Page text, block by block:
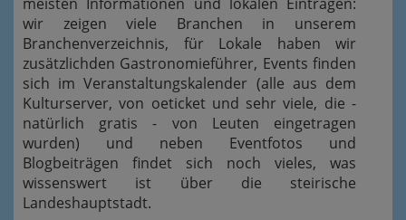
wir zeigen viele Branchen in unserem
Branchenverzeichnis, für Lokale haben wir
zusätzlichden Gastronomieführer, Events finden
sich im Veranstaltungskalender (alle aus dem
Kulturserver, von oeticket und sehr viele, die -
natürlich gratis - von Leuten eingetragen
wurden) und neben Eventfotos und
Blogbeiträgen findet sich noch vieles, was
wissenswert ist über die steirische
Landeshauptstadt.